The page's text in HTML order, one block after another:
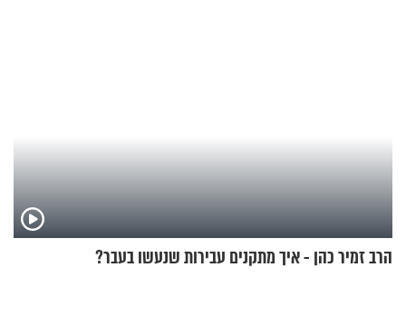
הרב זמיר כהן - איך מתקנים עבירות שנעשו בעבר?